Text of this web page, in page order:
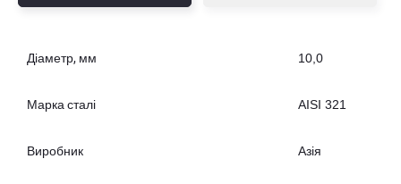
Діаметр, мм 10,0
Марка сталі AISI 321
Виробник Азія